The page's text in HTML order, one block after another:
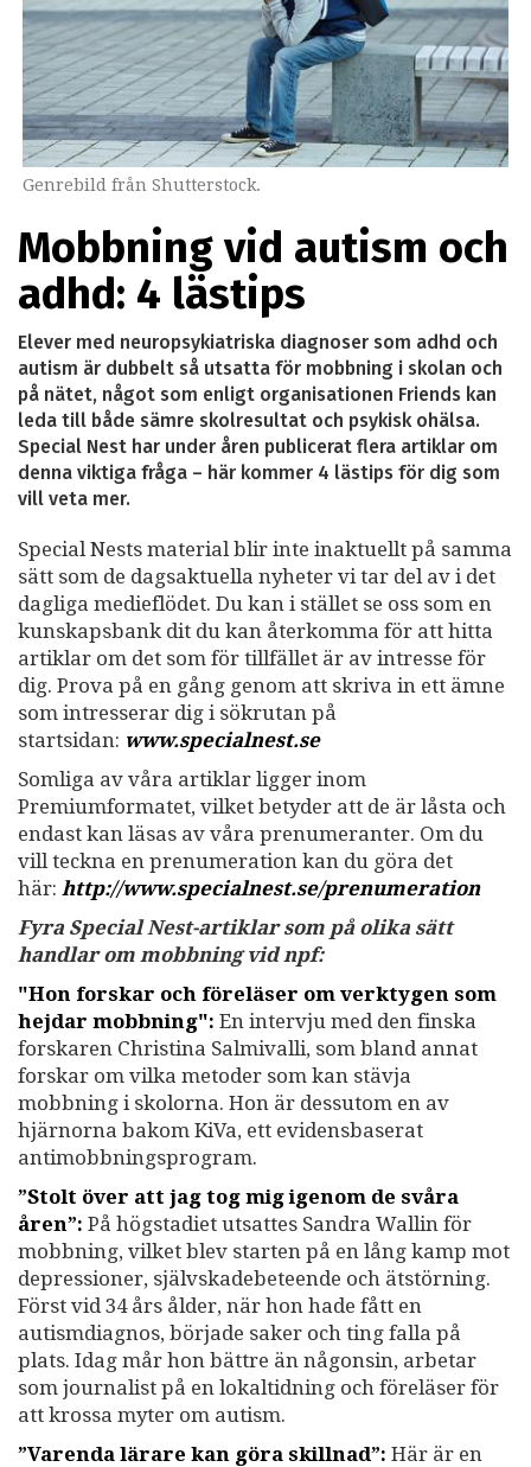
Genrebild från Shutterstock.
Mobbning vid autism och
adhd: 4 lästips
Elever med neuropsykiatriska diagnoser som adhd och
autism är dubbelt så utsatta för mobbning i skolan och
på nätet, något som enligt organisationen Friends kan
leda till både sämre skolresultat och psykisk ohälsa.
Special Nest har under åren publicerat flera artiklar om
denna viktiga fråga – här kommer 4 lästips för dig som
vill veta mer.
Special Nests material blir inte inaktuellt på samma
sätt som de dagsaktuella nyheter vi tar del av i det
dagliga medieflödet. Du kan i stället se oss som en
kunskapsbank dit du kan återkomma för att hitta
artiklar om det som för tillfället är av intresse för
dig. Prova på en gång genom att skriva in ett ämne
som intresserar dig i sökrutan på
startsidan: www.specialnest.se
Somliga av våra artiklar ligger inom
Premiumformatet, vilket betyder att de är låsta och
endast kan läsas av våra prenumeranter. Om du
vill teckna en prenumeration kan du göra det
här: http://www.specialnest.se/prenumeration
Fyra Special Nest-artiklar som på olika sätt
handlar om mobbning vid npf:
"Hon forskar och föreläser om verktygen som
hejdar mobbning": En intervju med den finska
forskaren Christina Salmivalli, som bland annat
forskar om vilka metoder som kan stävja
mobbning i skolorna. Hon är dessutom en av
hjärnorna bakom KiVa, ett evidensbaserat
antimobbningsprogram.
”Stolt över att jag tog mig igenom de svåra
åren”: På högstadiet utsattes Sandra Wallin för
mobbning, vilket blev starten på en lång kamp mot
depressioner, självskadebeteende och ätstörning.
Först vid 34 års ålder, när hon hade fått en
autismdiagnos, började saker och ting falla på
plats. Idag mår hon bättre än någonsin, arbetar
som journalist på en lokaltidning och föreläser för
att krossa myter om autism.
”Varenda lärare kan göra skillnad”: Här är en